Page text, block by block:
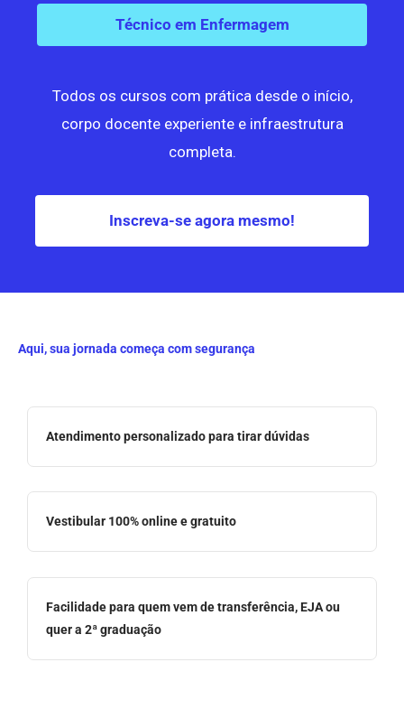
Técnico em Enfermagem
Todos os cursos com prática desde o início,
corpo docente experiente e infraestrutura
completa.
Inscreva-se agora mesmo!
Aqui, sua jornada começa com segurança
Atendimento personalizado para tirar dúvidas
Vestibular 100% online e gratuito
Facilidade para quem vem de transferência, EJA ou
quer a 2ª graduação